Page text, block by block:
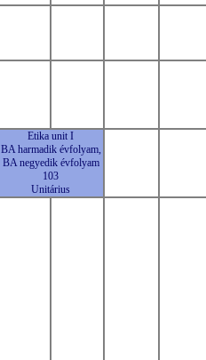
Etika unit I
BA harmadik évfolyam,
BA negyedik évfolyam
103
Unitárius